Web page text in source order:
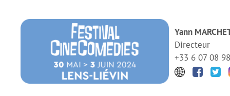
Yann
Directeur
+33 6 07 08